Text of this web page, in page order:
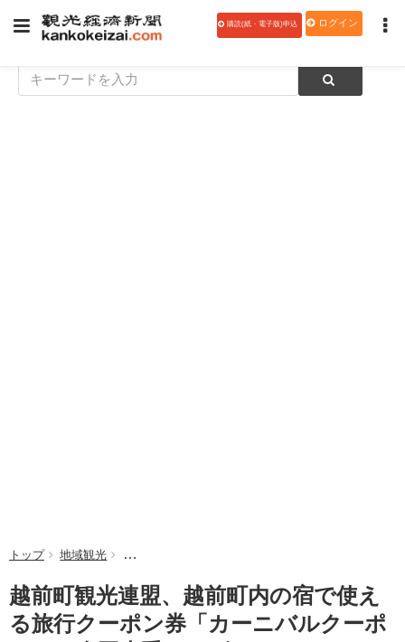
購読(紙・電子版)申込 ログイン
トップ 地域観光 越前町観光連盟、越前町内の宿で使える旅行クーポ
越前町観光連盟、越前町内の宿で使え
る旅行クーポン券「カーニバルクーポ